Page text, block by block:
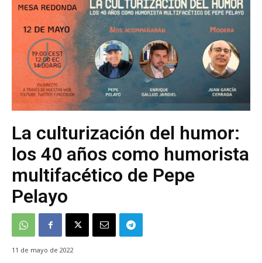
La culturización del humor:
los 40 años como humorista
multifacético de Pepe
Pelayo
11 de mayo de 2022